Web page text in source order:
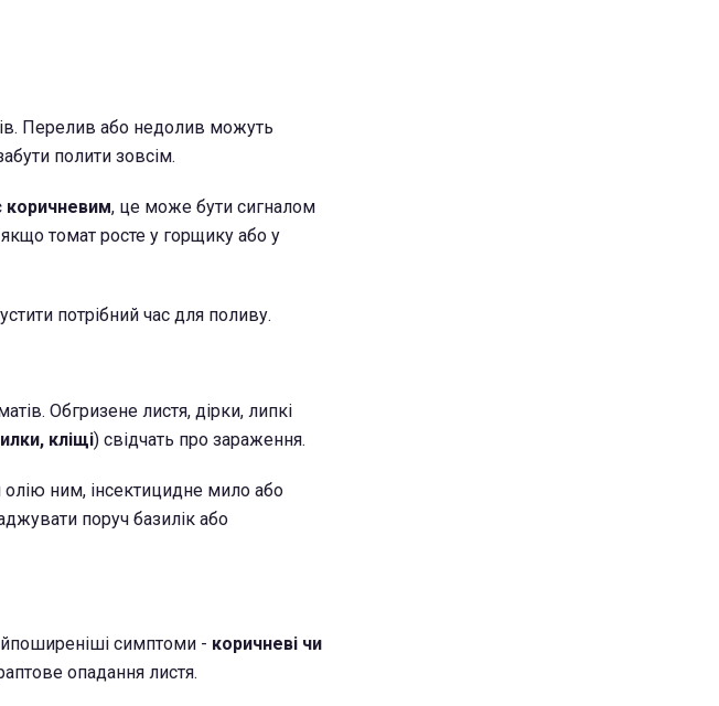
Перелив або недолив можуть
полити зовсім.
коричневим, це може бути сигналом
томат росте у горщику або у
потрібний час для поливу.
Обгризене листя, дірки, липкі
кліщі) свідчать про зараження.
ним, інсектицидне мило або
поруч базилік або
симптоми - коричневі чи
опадання листя.